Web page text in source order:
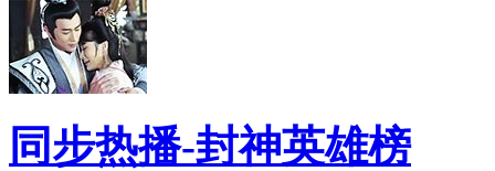
同步热播-封神英雄榜